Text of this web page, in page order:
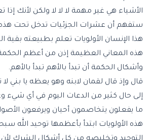
الأشياء هي غير مهمة لا لا لا ولكن لأنك
ستفهم أن عشرات الجزئيات تدخل تحت هذه
هذا الإنسان الأولويات تعلم بطبيعته بقية
هذه المعاني العظيمة إذن من أعظم
وأشكال الحكمة أن تبدأ بالأهم تبدأ بالأهم.
قال وإذ قال لقمان لابنه وهو يعظه يا بني لا
إلى حال كثير من الدعات اليوم في أي شيء
ما يفعلون يتخاصمون أحيان ويرفعون
هذه الأولويات ابتدأ بأعظمها توحيد الله